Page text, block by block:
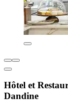
Hôtel et
Dandine